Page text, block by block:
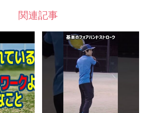
関連記事